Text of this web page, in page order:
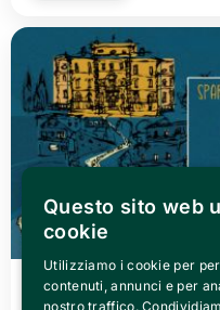
VENERDÌ 03 LUGLIO 2026
Canelli città del Vino
Questo sito web
cookie
Utilizziamo i cookie per
contenuti, annunci e per
nostro traffico.